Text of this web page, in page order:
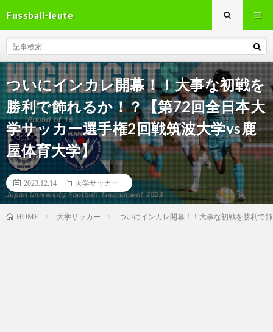
Fussball-leute
ついにインカレ開幕！！大事な初戦を
勝利で飾れるか！？【第72回全日本大
学サッカー選手権2回戦筑波大学vs鹿
屋体育大学】
2023.12.14 大学サッカー
HOME 大学サッカー ついにインカレ開幕！！大事な初戦を勝利で